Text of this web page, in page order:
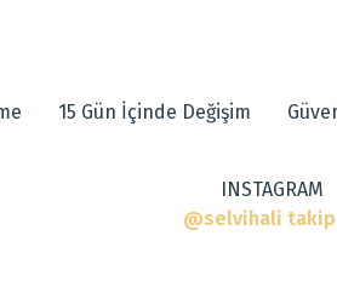
15 Gün İçinde Değişim
INSTAGRAM
@selvihali